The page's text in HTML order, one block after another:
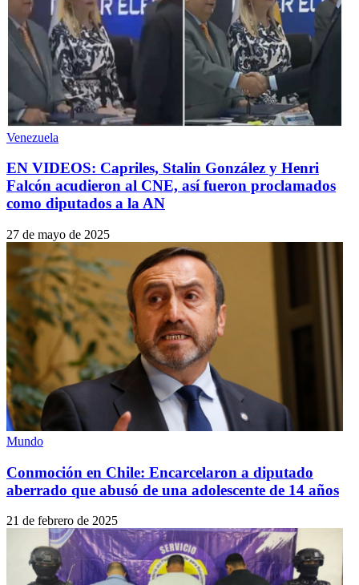
Venezuela
EN VIDEOS: Capriles, Stalin González y Henri
Falcón acudieron al CNE, así fueron proclamados
como diputados a la AN
27 de mayo de 2025
Mundo
Conmoción en Chile: Encarcelaron a diputado
aberrado que abusó de una adolescente de 14 años
21 de febrero de 2025